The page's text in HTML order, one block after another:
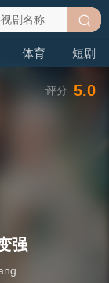
体育 短剧
搜
强
评分 5.0